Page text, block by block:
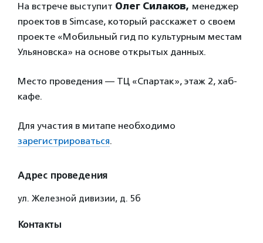
На встрече выступит Олег Силаков, менеджер
проектов в Simcase, который расскажет о своем
проекте «Мобильный гид по культурным местам
Ульяновска» на основе открытых данных.
Место проведения — ТЦ «Спартак», этаж 2, хаб-
кафе.
Для участия в митапе необходимо
зарегистрироваться.
Адрес проведения
ул. Железной дивизии, д. 5б
Контакты